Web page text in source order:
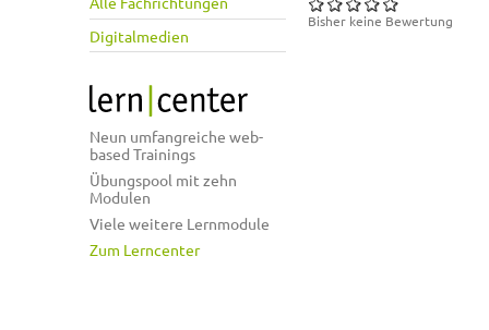
Digitalmedien
Neun umfangreiche web-
based Trainings
Übungspool mit zehn
Modulen
Viele weitere Lernmodule
Zum Lerncenter
Bisher keine Bewertung